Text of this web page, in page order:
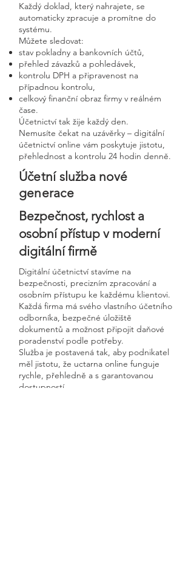
Každý doklad, který nahrajete, se
automaticky zpracuje a promítne do
systému.
Můžete sledovat:
stav pokladny a bankovních účtů,
přehled závazků a pohledávek,
kontrolu DPH a připravenost na
případnou kontrolu,
celkový finanční obraz firmy v reálném
čase.
Účetnictví tak žije každý den.
Nemusíte čekat na uzávěrky – digitální
účetnictví online vám poskytuje jistotu,
přehlednost a kontrolu 24 hodin denně.
Účetní služba nové
generace
Bezpečnost, rychlost a
osobní přístup v moderní
digitální firmě
Digitální účetnictví stavíme na
bezpečnosti, precizním zpracování a
osobním přístupu ke každému klientovi.
Každá firma má svého vlastního účetního
odborníka, bezpečné úložiště
dokumentů a možnost připojit daňové
poradenství podle potřeby.
Služba je postavená tak, aby podnikatel
měl jistotu, že uctarna online funguje
rychle, přehledně a s garantovanou
dostupností.